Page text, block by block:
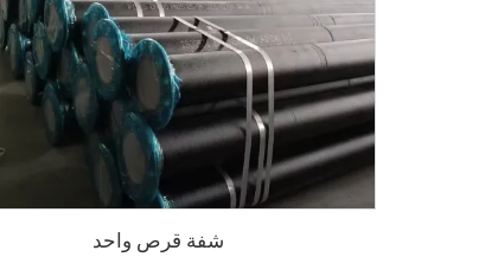
شفة قرص واحد